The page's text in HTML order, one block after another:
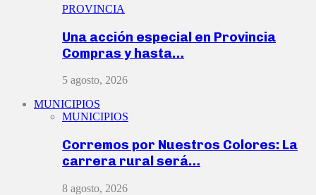
PROVINCIA
Una acción especial en Provincia
Compras y hasta…
5 agosto, 2026
MUNICIPIOS
MUNICIPIOS
Corremos por Nuestros Colores: La
carrera rural será…
8 agosto, 2026